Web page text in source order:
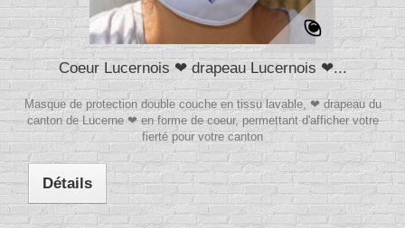
Coeur Lucernois ❤ drapeau Lucernois ❤...
Masque de protection double couche en tissu lavable, ❤ drapeau du
canton de Lucerne ❤ en forme de coeur, permettant d'afficher votre
fierté pour votre canton
Détails